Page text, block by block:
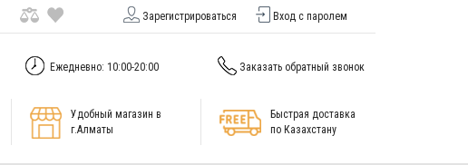
Зарегистрироваться Вход с паролем
Ежедневно: 10:00-20:00 Заказать обратный звонок
Удобный магазин в
г.Алматы
Быстрая доставка
по Казахстану